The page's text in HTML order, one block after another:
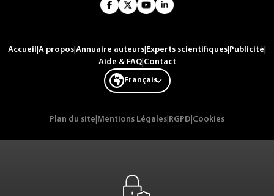
Accueil A propos Annuaire auteurs Experts scientifiques Publicité
Aide & FAQ| Contact
Français
Plan du site Mentions Légales RGPD Cookies